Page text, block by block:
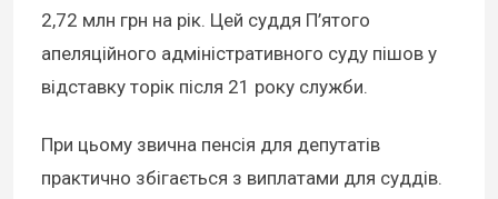
2,72 млн грн на рік. Цей суддя П’ятого
апеляційного адміністративного суду пішов у
відставку торік після 21 року служби.
При цьому звична пенсія для депутатів
практично збігається з виплатами для суддів.